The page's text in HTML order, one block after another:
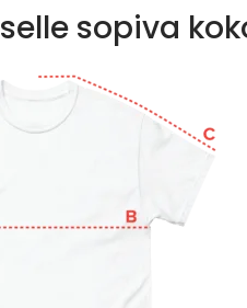
sopiva